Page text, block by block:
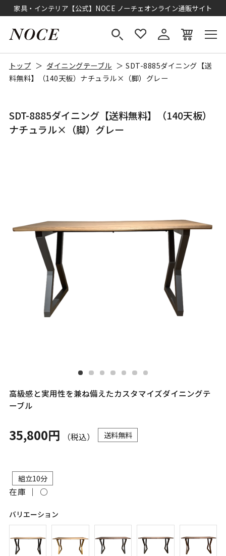
家具・インテリア【公式】NOCE ノーチェオンライン通販サイト
トップ ダイニングテーブル
SDT-8885ダイニング【送
料無料】（140天板）ナチュラル×（脚）グレー
SDT-8885ダイニング【送料無料】（140天板）
ナチュラル×（脚）グレー
高級感と実用性を兼ね備えたカスタマイズダイニングテ
ーブル
35,800円 （税込） 送料無料
組立10分
在庫 ｜ ○
バリエーション